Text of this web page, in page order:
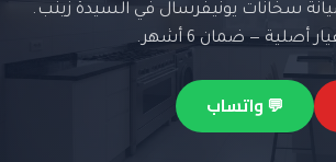
سخانات يونيفرسال في السيدة زينب.
— ضمان 6 أشهر.
💬 واتساب